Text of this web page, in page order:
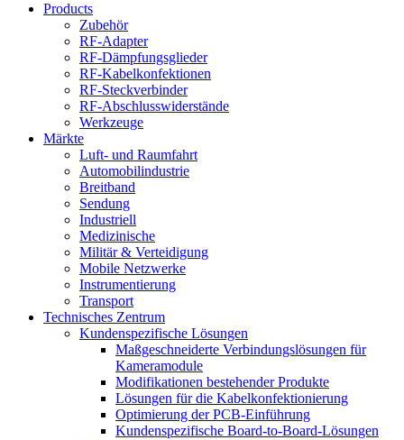
Products
Zubehör
RF-Adapter
RF-Dämpfungsglieder
RF-Kabelkonfektionen
RF-Steckverbinder
RF-Abschlusswiderstände
Werkzeuge
Märkte
Luft- und Raumfahrt
Automobilindustrie
Breitband
Sendung
Industriell
Medizinische
Militär & Verteidigung
Mobile Netzwerke
Instrumentierung
Transport
Technisches Zentrum
Kundenspezifische Lösungen
Maßgeschneiderte Verbindungslösungen für
Kameramodule
Modifikationen bestehender Produkte
Lösungen für die Kabelkonfektionierung
Optimierung der PCB-Einführung
Kundenspezifische Board-to-Board-Lösungen